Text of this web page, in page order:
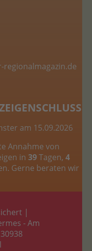
regionalmagazin.de
am 15.09.2026
Annahme von
in 39Tagen, 4
Gerne beraten wir
|
- Am